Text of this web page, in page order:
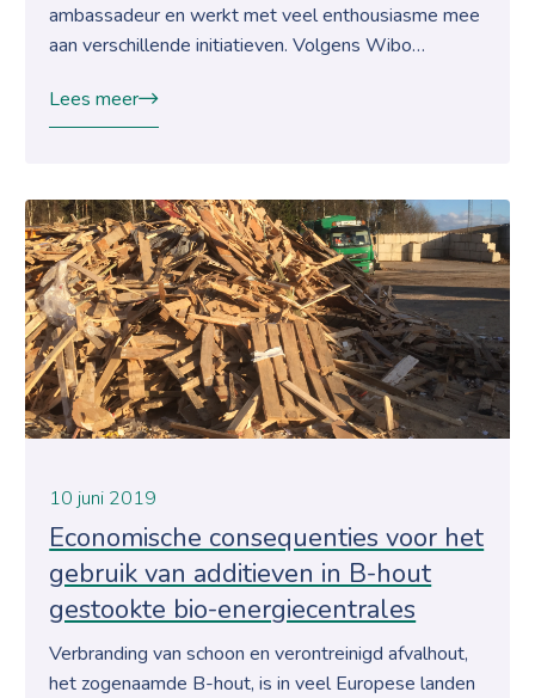
ambassadeur en werkt met veel enthousiasme mee
aan verschillende initiatieven. Volgens Wibo…
Lees meer
10 juni 2019
Economische consequenties voor het
gebruik van additieven in B-hout
gestookte bio-energiecentrales
Verbranding van schoon en verontreinigd afvalhout,
het zogenaamde B-hout, is in veel Europese landen